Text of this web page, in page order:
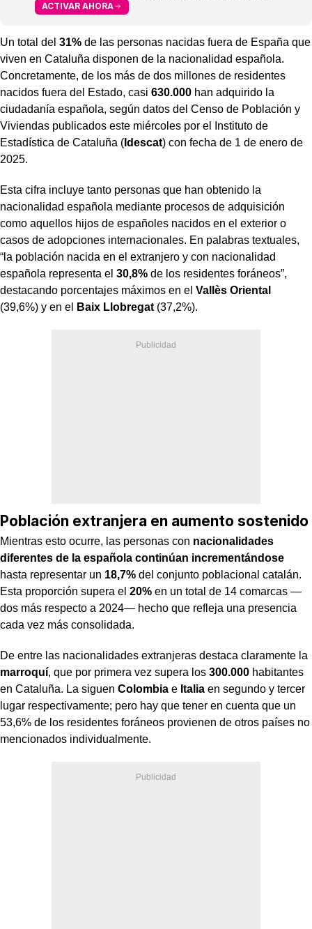
ACTIVAR AHORA
Un total del 31% de las personas nacidas fuera de España que
viven en Cataluña disponen de la nacionalidad española.
Concretamente, de los más de dos millones de residentes
nacidos fuera del Estado, casi 630.000 han adquirido la
ciudadanía española, según datos del Censo de Población y
Viviendas publicados este miércoles por el Instituto de
Estadística de Cataluña ( Idescat) con fecha de 1 de enero de
2025.
Esta cifra incluye tanto personas que han obtenido la
nacionalidad española mediante procesos de adquisición
como aquellos hijos de españoles nacidos en el exterior o
casos de adopciones internacionales. En palabras textuales,
“la población nacida en el extranjero y con nacionalidad
española representa el 30,8% de los residentes foráneos”,
destacando porcentajes máximos en el Vallès Oriental
(39,6%) y en el
Baix Llobregat (37,2%).
Población extranjera en aumento sostenido
Mientras esto ocurre, las personas con nacionalidades
diferentes de la española continúan incrementándose
hasta representar un 18,7% del conjunto poblacional catalán.
Esta proporción supera el 20% en un total de 14 comarcas —
dos más respecto a 2024— hecho que refleja una presencia
cada vez más consolidada.
De entre las nacionalidades extranjeras destaca claramente la
marroquí, que por primera vez supera los 300.000 habitantes
en Cataluña. La siguen Colombia e Italia en segundo y tercer
lugar respectivamente; pero hay que tener en cuenta que un
53,6% de los residentes foráneos provienen de otros países no
mencionados individualmente.